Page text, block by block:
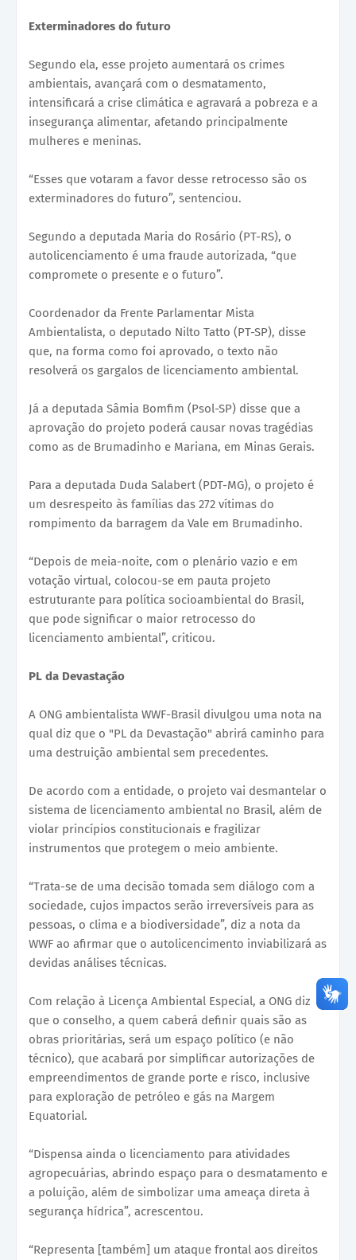
Exterminadores do futuro
Segundo ela, esse projeto aumentará os crimes
ambientais, avançará com o desmatamento,
intensificará a crise climática e agravará a pobreza e a
insegurança alimentar, afetando principalmente
mulheres e meninas.
“Esses que votaram a favor desse retrocesso são os
exterminadores do futuro”, sentenciou.
Segundo a deputada Maria do Rosário (PT-RS), o
autolicenciamento é uma fraude autorizada, “que
compromete o presente e o futuro”.
Coordenador da Frente Parlamentar Mista
Ambientalista, o deputado Nilto Tatto (PT-SP), disse
que, na forma como foi aprovado, o texto não
resolverá os gargalos de licenciamento ambiental.
Já a deputada Sâmia Bomfim (Psol-SP) disse que a
aprovação do projeto poderá causar novas tragédias
como as de Brumadinho e Mariana, em Minas Gerais.
Para a deputada Duda Salabert (PDT-MG), o projeto é
um desrespeito às famílias das 272 vítimas do
rompimento da barragem da Vale em Brumadinho.
“Depois de meia-noite, com o plenário vazio e em
votação virtual, colocou-se em pauta projeto
estruturante para política socioambiental do Brasil,
que pode significar o maior retrocesso do
licenciamento ambiental”, criticou.
PL da Devastação
A ONG ambientalista WWF-Brasil divulgou uma nota na
qual diz que o "PL da Devastação" abrirá caminho para
uma destruição ambiental sem precedentes.
De acordo com a entidade, o projeto vai desmantelar o
sistema de licenciamento ambiental no Brasil, além de
violar princípios constitucionais e fragilizar
instrumentos que protegem o meio ambiente.
“Trata-se de uma decisão tomada sem diálogo com a
sociedade, cujos impactos serão irreversíveis para as
pessoas, o clima e a biodiversidade”, diz a nota da
WWF ao afirmar que o autolicencimento inviabilizará as
devidas análises técnicas.
Com relação à Licença Ambiental Especial, a ONG diz
que o conselho, a quem caberá definir quais são as
obras prioritárias, será um espaço político (e não
técnico), que acabará por simplificar autorizações de
empreendimentos de grande porte e risco, inclusive
para exploração de petróleo e gás na Margem
Equatorial.
“Dispensa ainda o licenciamento para atividades
agropecuárias, abrindo espaço para o desmatamento e
a poluição, além de simbolizar uma ameaça direta à
segurança hídrica”, acrescentou.
“Representa [também] um ataque frontal aos direitos